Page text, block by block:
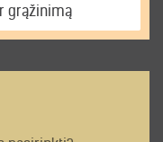
grąžinimą